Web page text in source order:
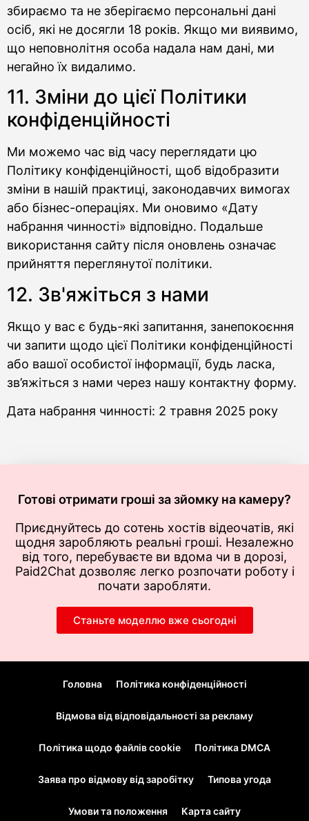
збираємо та не зберігаємо персональні дані
осіб, які не досягли 18 років. Якщо ми виявимо,
що неповнолітня особа надала нам дані, ми
негайно їх видалимо.
11. Зміни до цієї Політики
конфіденційності
Ми можемо час від часу переглядати цю
Політику конфіденційності, щоб відобразити
зміни в нашій практиці, законодавчих вимогах
або бізнес-операціях. Ми оновимо «Дату
набрання чинності» відповідно. Подальше
використання сайту після оновлень означає
прийняття переглянутої політики.
12. Зв'яжіться з нами
Якщо у вас є будь-які запитання, занепокоєння
чи запити щодо цієї Політики конфіденційності
або вашої особистої інформації, будь ласка,
зв’яжіться з нами через нашу контактну форму.
Дата набрання чинності: 2 травня 2025 року
Готові отримати гроші за зйомку на камеру?
Приєднуйтесь до сотень хостів відеочатів, які
щодня заробляють реальні гроші. Незалежно
від того, перебуваєте ви вдома чи в дорозі,
Paid2Chat дозволяє легко розпочати роботу і
почати заробляти.
Станьте моделлю вже сьогодні
Головна Політика конфіденційності
Відмова від відповідальності за рекламу
Політика щодо файлів cookie Політика DMCA
Заява про відмову від заробітку Типова угода
Умови та положення Карта сайту